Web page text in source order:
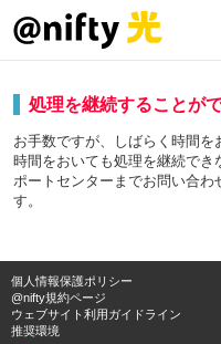
処理を継続することが
お手数ですが、しばらく時間を
時間をおいても処理を継続で
ポートセンターまでお問い合わ
す。
個人情報保護ポリシー
@nifty規約ページ
ウェブサイト利用ガイドライン
推奨環境